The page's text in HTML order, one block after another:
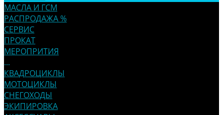
МАСЛА И ГСМ
РАСПРОДАЖА %
СЕРВИС
ПРОКАТ
МЕРОПРИТИЯ
...
КВАДРОЦИКЛЫ
МОТОЦИКЛЫ
СНЕГОХОДЫ
ЭКИПИРОВКА